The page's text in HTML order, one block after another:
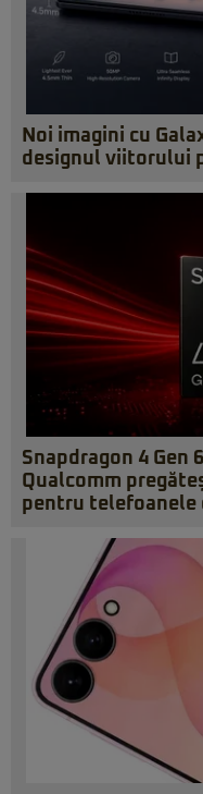
Noi imagini cu
designul viitorului
Snapdragon 4 Gen
Qualcomm
pentru telefoanele